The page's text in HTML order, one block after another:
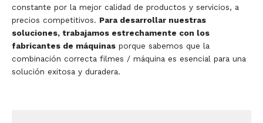
constante por la mejor calidad de productos y servicios, a
precios competitivos. Para desarrollar nuestras
soluciones, trabajamos estrechamente con los
fabricantes de máquinas porque sabemos que la
combinación correcta filmes / máquina es esencial para una
solución exitosa y duradera.